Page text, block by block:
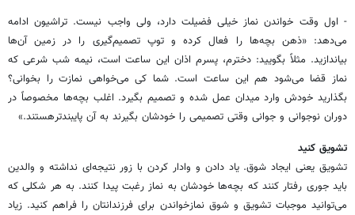
- اول وقت خواندن نماز خیلی فضیلت دارد، ولی واجب نیست. تراشیون ادامه
می‌دهد: «ذهن بچه‌ها را فعال کرده و توپ تصمیم‌گیری را در زمین آن‌ها
بیاندازید. مثلاً بگویید: دخترم، پسرم اذان این ساعت است، نیمه شب شرعی که
نماز قضا می‌شود هم این ساعت است. شما کی می‌خواهی نمازت را بخوانی؟
بگذارید خودش وارد میدان عمل شده و تصمیم بگیرد. اغلب بچه‌ها مخصوصاً در
دوران نوجوانی و جوانی وقتی تصمیمی را خودشان بگیرند به آن پایبندترهستند.»
تشویق کنید
تشویق یعنی ایجاد شوق. یاد دادن و وادار کردن با زور نتیجه‌ای نداشته و والدین
باید جوری رفتار کنند که بچه‌ها خودشان به نماز رغبت پیدا کنند. به هر شکلی که
می‌توانید موجبات تشویق و شوق نمازخواندن برای فرزندانتان را فراهم کنید. زیاد